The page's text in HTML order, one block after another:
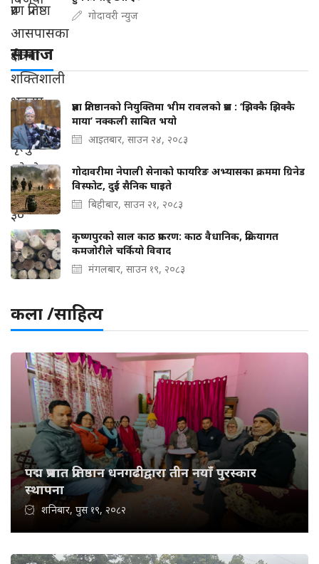
गोदावरी न्युज
समाज
प्रज्ञा प्रतिष्ठानको नियुक्तिमा भीम रावलको प्रश्न : ‘झिक्कै झिक्कै
माया’ नक्कली साबित भयो
आइतबार, साउन २४, २०८३
गोदावरीमा नेपाली सेनाको फायरिङ अभ्यासका क्रममा ग्रिनेड
विस्फोट, दुई सैनिक घाइते
बिहीबार, साउन २१, २०८३
कृष्णपुरको साल काठ प्रकरण: काठ वैधानिक, प्रक्रियागत
कमजोरीले चर्कियो विवाद
मंगलबार, साउन १९, २०८३
कला /साहित्य
पद्म प्रभात प्रतिष्ठान धनगढीद्वारा तीन नयाँ पुरस्कार
स्थापना
शनिबार, पुस १९, २०८२